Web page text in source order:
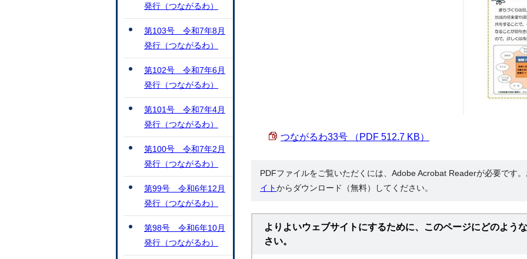
つながるわ33号 （PDF 512.7 KB）
PDFファイルをご覧いただくには、Adobe Acrobat Readerが必要です
イトからダウンロード（無料）してください。
よりよいウェブサイトにするために、このページにどのよう
さい。
発行（つながるわ）
第103号 令和7年8月
発行（つながるわ）
第102号 令和7年6月
発行（つながるわ）
第101号 令和7年4月
発行（つながるわ）
第100号 令和7年2月
発行（つながるわ）
第99号 令和6年12月
発行（つながるわ）
第98号 令和6年10月
発行（つながるわ）